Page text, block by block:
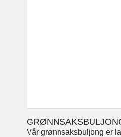
Vår grønnsaksbuljong er